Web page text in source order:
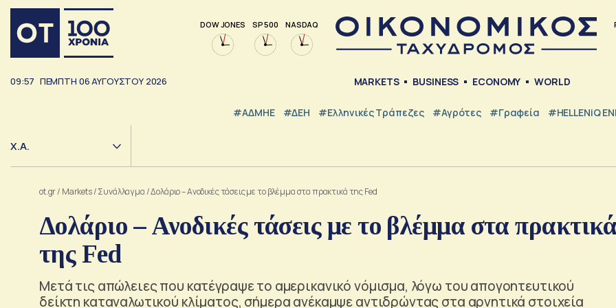
DOW JONES SP 500 NASDAQ
09:57 ΠΕΜΠΤΗ 06ΑΥΓΟΥΣΤΟΥ 2026 MARKETS BUSINESS ECONOMY WORLD
#ΑΔΜΗΕ #ΔΕΗ #ελληνικές Τράπεζες #Αγρότες #Γραφεία #HELLENiQ
Χ.Α.
ot.gr/ Markets/Συνάλλαγμα /Δολάριο – Ανοδικές τάσεις με το βλέμμα στα πρακτικά της Fed
Δολάριο – Ανοδικές τάσεις με το βλέμμα στα πρακτικά
της Fed
Μετά τις απώλειες που κατέγραψε το αμερικανικό νόμισμα, λόγω του απογοητευτικού
δείκτη καταναλωτικού κλίματος, σήμερα ανέκαμψε αντιδρώντας στα αρνητικά στοιχεία